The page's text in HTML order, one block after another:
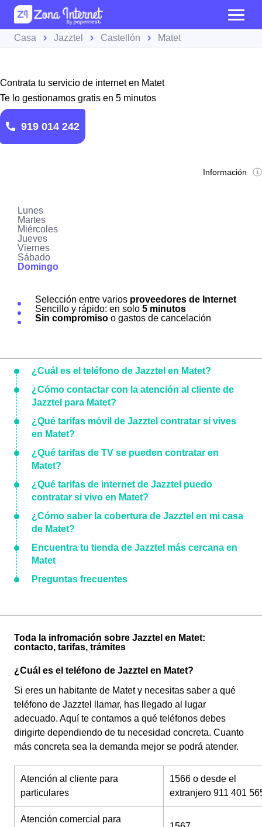
Casa Jazztel Castellón Matet
Contrata tu servicio de internet en Matet
Te lo gestionamos gratis en 5 minutos
919 014 242
Información
Lunes
Martes
Miércoles
Jueves
Viernes
Sábado
Domingo
Selección entre varios proveedores de Internet
Sencillo y rápido: en solo 5 minutos
Sin compromiso o gastos de cancelación
¿Cuál es el teléfono de Jazztel en Matet?
¿Cómo contactar con la atención al cliente de
Jazztel para Matet?
¿Qué tarifas móvil de Jazztel contratar si vives
en Matet?
¿Qué tarifas de TV se pueden contratar en
Matet?
¿Qué tarifas de internet de Jazztel puedo
contratar si vivo en Matet?
¿Cómo saber la cobertura de Jazztel en mi casa
de Matet?
Encuentra tu tienda de Jazztel más cercana en
Matet
Preguntas frecuentes
Toda la infromación sobre Jazztel en Matet:
contacto, tarifas, trámites
¿Cuál es el teléfono de Jazztel en Matet?
Si eres un habitante de Matet y necesitas saber a qué
teléfono de Jazztel llamar, has llegado al lugar
adecuado. Aquí te contamos a qué teléfonos debes
dirigirte dependiendo de tu necesidad concreta. Cuanto
más concreta sea la demanda mejor se podrá atender.
Atención al cliente para
particulares
1566 o desde el
extranjero 911 401
Atención comercial para